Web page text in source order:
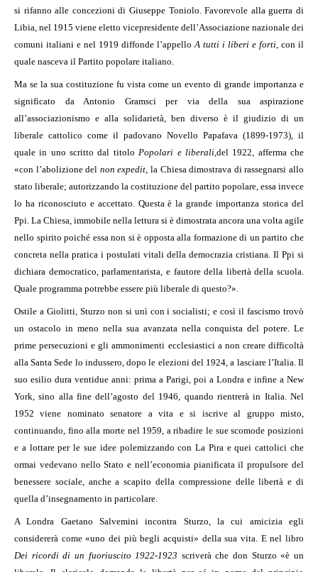
si rifanno alle concezioni di Giuseppe Toniolo. Favorevole alla guerra di
Libia, nel 1915 viene eletto vicepresidente dell’Associazione nazionale dei
comuni italiani e nel 1919 diffonde l’appelloA tutti i liberi e forti, con il
quale nasceva il Partito popolare italiano.
Ma se la sua costituzione fu vista come un evento di grande importanza e
significato da Antonio Gramsci per via della sua aspirazione
all’associazionismo e alla solidarietà, ben diverso è il giudizio di un
liberale cattolico come il padovano Novello Papafava (1899-1973), il
quale in uno scritto dal titoloPopolari e liberali,del 1922, afferma che
«con l’abolizione del non expedit, la Chiesa dimostrava di rassegnarsi allo
stato liberale; autorizzando la costituzione del partito popolare, essa invece
lo ha riconosciuto e accettato. Questa è la grande importanza storica del
Ppi. La Chiesa, immobile nella lettura si è dimostrata ancora una volta agile
nello spirito poiché essa non si è opposta alla formazione di un partito che
concreta nella pratica i postulati vitali della democrazia cristiana. Il Ppi si
dichiara democratico, parlamentarista, e fautore della libertà della scuola.
Quale programma potrebbe essere più liberale di questo?».
Ostile a Giolitti, Sturzo non si unì con i socialisti; e così il fascismo trovò
un ostacolo in meno nella sua avanzata nella conquista del potere. Le
prime persecuzioni e gli ammonimenti ecclesiastici a non creare difficoltà
alla Santa Sede lo indussero, dopo le elezioni del 1924, a lasciare l’Italia. Il
suo esilio dura ventidue anni: prima a Parigi, poi a Londra e infine a New
York, sino alla fine dell’agosto del 1946, quando rientrerà in Italia. Nel
1952 viene nominato senatore a vita e si iscrive al gruppo misto,
continuando, fino alla morte nel 1959, a ribadire le sue scomode posizioni
e a lottare per le sue idee polemizzando con La Pira e quei cattolici che
ormai vedevano nello Stato e nell’economia pianificata il propulsore del
benessere sociale, anche a scapito della compressione delle libertà e di
quella d’insegnamento in particolare.
A Londra Gaetano Salvemini incontra Sturzo, la cui amicizia egli
considererà come «uno dei più begli acquisti» della sua vita. E nel libro
Dei ricordi di un fuoriuscito 1922-1923 scriverà che don Sturzo «è un